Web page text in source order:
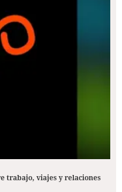
trabajo, viajes y relaciones